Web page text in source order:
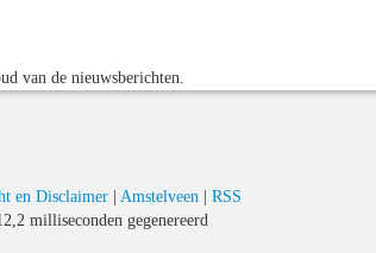
van de nieuwsberichten.
en Disclaimer| Amstelveen| RSS
milliseconden gegenereerd